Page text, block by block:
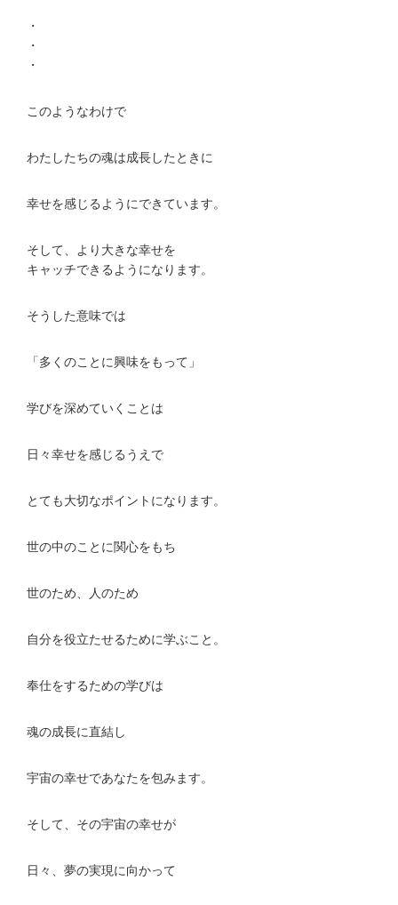
・
・
・
このようなわけで
わたしたちの魂は成長したときに
幸せを感じるようにできています。
そして、より大きな幸せを
キャッチできるようになります。
そうした意味では
「多くのことに興味をもって」
学びを深めていくことは
日々幸せを感じるうえで
とても大切なポイントになります。
世の中のことに関心をもち
世のため、人のため
自分を役立たせるために学ぶこと。
奉仕をするための学びは
魂の成長に直結し
宇宙の幸せであなたを包みます。
そして、その宇宙の幸せが
日々、夢の実現に向かって